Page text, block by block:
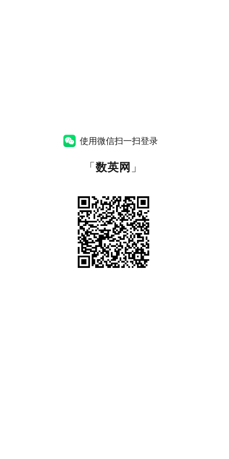
使用微信扫一扫登录
「数英网 」